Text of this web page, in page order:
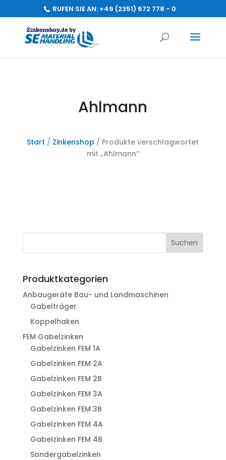
RUFEN SIE AN: +49 (2351) 672 778 - 0
Ahlmann
Start / Zinkenshop / Produkte verschlagwortet
mit „Ahlmann“
Suchen
Produktkategorien
Anbaugeräte Bau- und Landmaschinen
Gabelträger
Koppelhaken
FEM Gabelzinken
Gabelzinken FEM 1A
Gabelzinken FEM 2A
Gabelzinken FEM 2B
Gabelzinken FEM 3A
Gabelzinken FEM 3B
Gabelzinken FEM 4A
Gabelzinken FEM 4B
Sondergabelzinken